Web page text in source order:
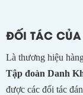
ĐỐI TÁC
Là thương hiệu
Tập đoàn Danh
được các đối tác